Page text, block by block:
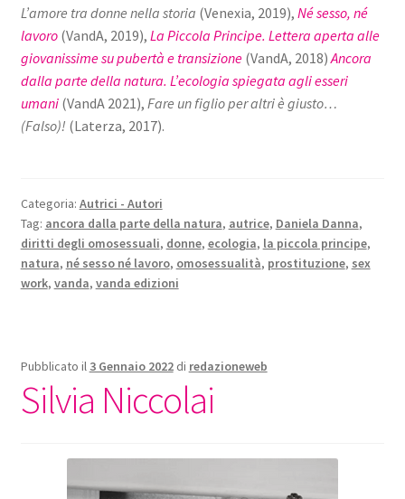
L’amore tra donne nella storia (Venexia, 2019), Né sesso, né
lavoro(VandA, 2019), La Piccola Principe. Lettera aperta alle
giovanissime su pubertà e transizione (VandA, 2018)Ancora
dalla parte della natura. L’ecologia spiegata agli esseri
umani (VandA 2021), Fare un figlio per altri è giusto…
(Falso)! (Laterza, 2017).
Categoria: Autrici - Autori
Tag: ancora dalla parte della natura, autrice, Daniela Danna,
diritti degli omosessuali, donne, ecologia, la piccola principe,
natura, né sesso né lavoro, omosessualità, prostituzione, sex
work, vanda, vanda edizioni
Pubblicato il 3 Gennaio 2022 di redazioneweb
Silvia Niccolai